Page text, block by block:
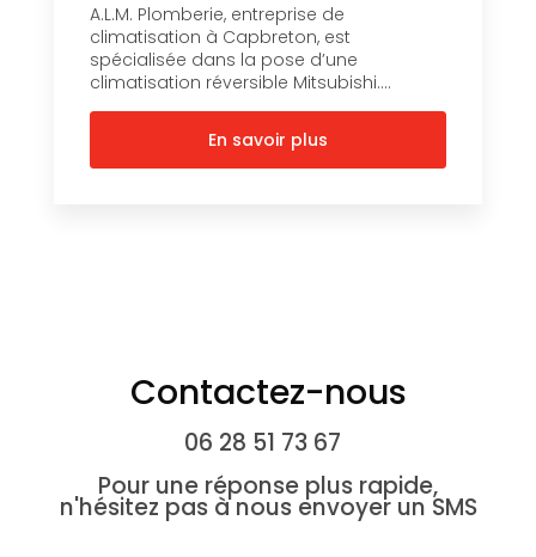
A.L.M. Plomberie, entreprise de
climatisation à Capbreton, est
spécialisée dans la pose d’une
climatisation réversible Mitsubishi....
En savoir plus
Contactez-nous
06 28 51 73 67
Pour une réponse plus rapide,
n'hésitez pas à nous envoyer un SMS